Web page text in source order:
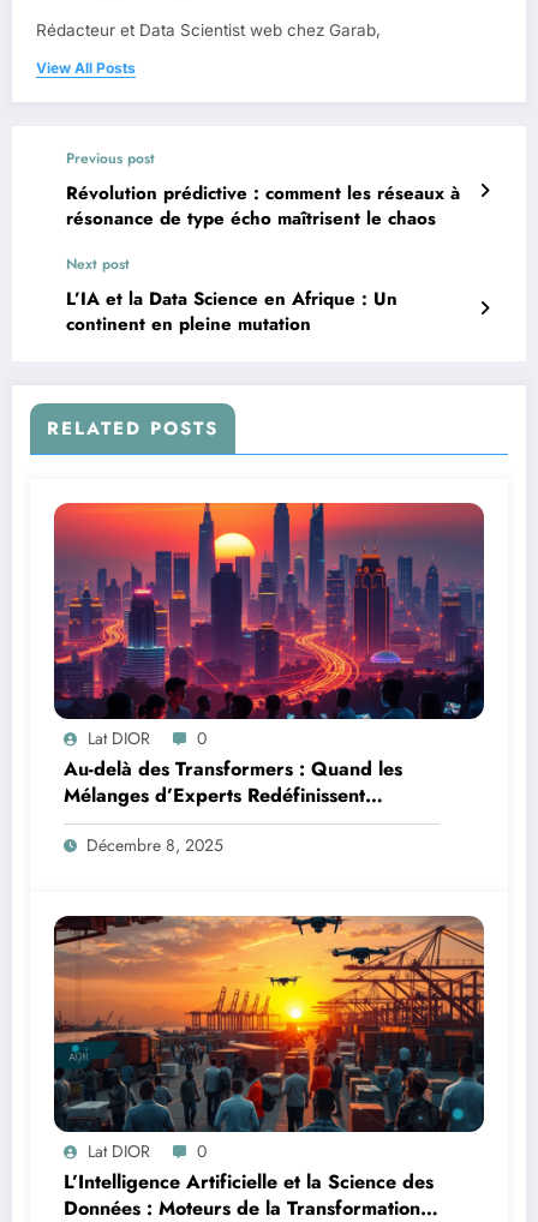
Rédacteur et Data Scientist web chez Garab,
View All Posts
Previous post
Révolution prédictive : comment les réseaux à
résonance de type écho maîtrisent le chaos
Next post
L’IA et la Data Science en Afrique : Un
continent en pleine mutation
RELATED POSTS
Lat DIOR 0
Au-delà des Transformers : Quand les
Mélanges d’Experts Redéfinissent
l’Efficacité de l’IA
Décembre 8, 2025
Lat DIOR 0
L’Intelligence Artificielle et la Science des
Données : Moteurs de la Transformation